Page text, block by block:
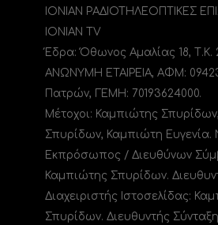
ΙΟΝΙΑΝ ΡΑΔΙΟΤΗΛΕΟΠΤΙΚΕΣ
IONIAN TV
Έδρα: Όθωνος Αμαλίας 18, Τ.Κ.
ΑΝΩΝΥΜΗ ΕΤΑΙΡΕΙΑ, ΑΦΜ:
Πατρών, ΓΕΜΗ: 70193624000.
Μέτοχοι: Καμπιώτης
Σπυρίδων, Καμπιώτη Ευγενία.
Εκπρόσωπος / Διευθύνων
Καμπιώτης Σπυρίδων.
Διαχειριστής Ιστοσελίδας:
Σπυρίδων. Διευθυντής